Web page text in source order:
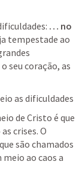
… no
tempestade ao
seu coração, as
as dificuldades
de Cristo é que
crises. O
são chamados
ao caos a